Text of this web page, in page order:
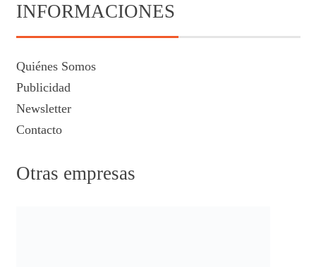
INFORMACIONES
Quiénes Somos
Publicidad
Newsletter
Contacto
Otras empresas